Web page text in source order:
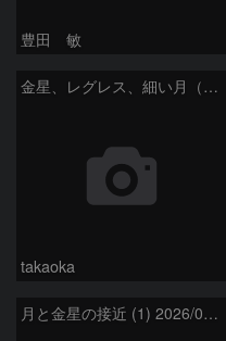
豊田 敏
金星、レグレス、細い月（７月１６日）
takaoka
月と金星の接近 (1) 2026/07/17